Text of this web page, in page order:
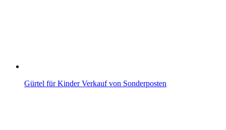
Gürtel für Kinder Verkauf von Sonderposten